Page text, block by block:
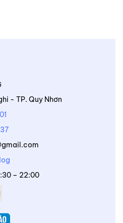
- TP. Quy Nhơn
– 22:00